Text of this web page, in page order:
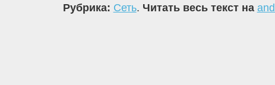
Рубрика: Сеть. Читать весь текст на